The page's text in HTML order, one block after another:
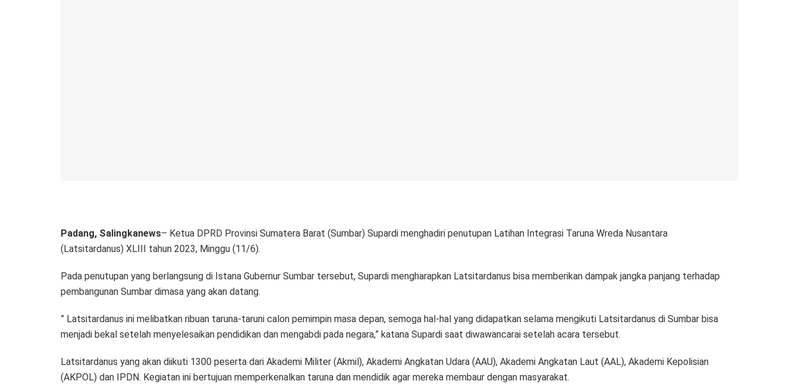
Padang, Salingkanews– Ketua DPRD Provinsi Sumatera Barat (Sumbar) Supardi menghadiri penutupan Latihan Integrasi Taruna Wreda Nusantara
(Latsitardanus) XLIII tahun 2023, Minggu (11/6).
Pada penutupan yang berlangsung di Istana Gubernur Sumbar tersebut, Supardi mengharapkan Latsitardanus bisa memberikan dampak jangka panjang terhadap
pembangunan Sumbar dimasa yang akan datang.
” Latsitardanus ini melibatkan ribuan taruna-taruni calon pemimpin masa depan, semoga hal-hal yang didapatkan selama mengikuti Latsitardanus di Sumbar bisa
menjadi bekal setelah menyelesaikan pendidikan dan mengabdi pada negara,” katana Supardi saat diwawancarai setelah acara tersebut.
Latsitardanus yang akan diikuti 1300 peserta dari Akademi Militer (Akmil), Akademi Angkatan Udara (AAU), Akademi Angkatan Laut (AAL), Akademi Kepolisian
(AKPOL) dan IPDN. Kegiatan ini bertujuan memperkenalkan taruna dan mendidik agar mereka membaur dengan masyarakat.